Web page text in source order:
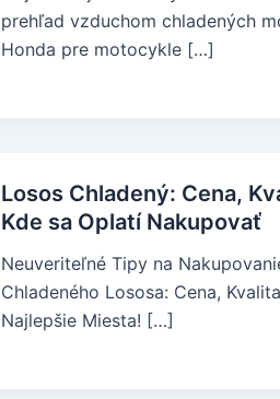
prehľad vzduchom chladených
Honda pre motocykle […]
Losos Chladený: Cena,
Kde sa Oplatí Nakupovať
Neuveriteľné Tipy na
Chladeného Lososa: Cena,
Najlepšie Miesta! […]